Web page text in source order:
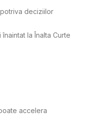
deciziilor
la Înalta Curte
accelera